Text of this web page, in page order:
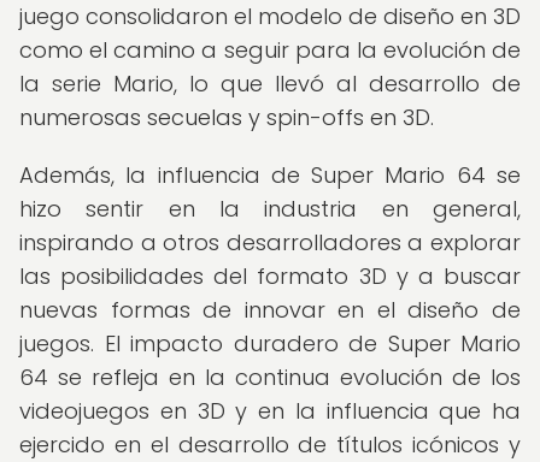
juego consolidaron el modelo de diseño en 3D
como el camino a seguir para la evolución de
la serie Mario, lo que llevó al desarrollo de
numerosas secuelas y spin-offs en 3D.
Además, la influencia de Super Mario 64 se
hizo sentir en la industria en general,
inspirando a otros desarrolladores a explorar
las posibilidades del formato 3D y a buscar
nuevas formas de innovar en el diseño de
juegos. El impacto duradero de Super Mario
64 se refleja en la continua evolución de los
videojuegos en 3D y en la influencia que ha
ejercido en el desarrollo de títulos icónicos y